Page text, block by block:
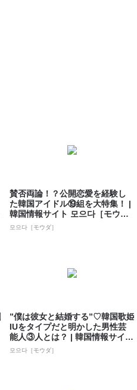
賛否両論！？公開恋愛を経験し
た韓国アイドル⑲組を大特集！ |
韓国情報サイト 모으다［モウ
ダ］
모으다［モウダ］
”僕は彼女と結婚する”♡韓国歌姫
IUをタイプだと明かした男性芸
能人③人とは？ | 韓国情報サイト
...
모으다［モウダ］